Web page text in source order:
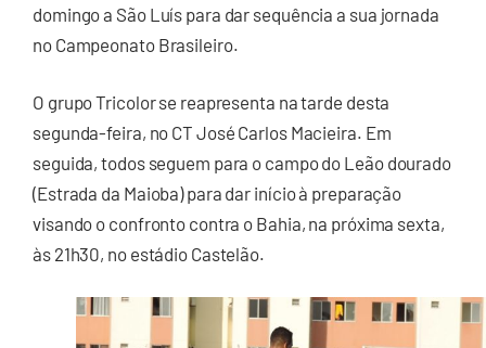
domingo a São Luís para dar sequência a sua jornada
no Campeonato Brasileiro.
O grupo Tricolor se reapresenta na tarde desta
segunda-feira, no CT José Carlos Macieira. Em
seguida, todos seguem para o campo do Leão dourado
(Estrada da Maioba) para dar início à preparação
visando o confronto contra o Bahia, na próxima sexta,
às 21h30, no estádio Castelão.